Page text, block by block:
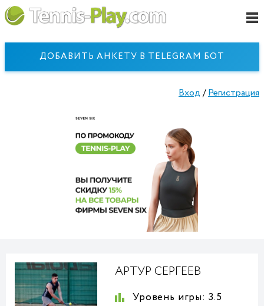
ДОБАВИТЬ АНКЕТУ В TELEGRAM БОТ
Вход /Регистрация
АРТУР СЕРГЕЕВ
Уровень игры: 3.5